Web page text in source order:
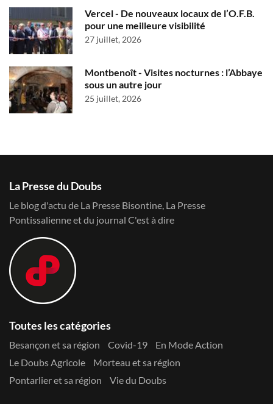
Vercel - De nouveaux locaux de l’O.F.B.
pour une meilleure visibilité
27 juillet, 2026
Montbenoît - Visites nocturnes : l’Abbaye
sous un autre jour
25 juillet, 2026
La Presse du Doubs
Le blog d'actu de La Presse Bisontine, La Presse
Pontissalienne et du journal C'est à dire
Toutes les catégories
Besançon et sa région Covid-19
En Mode Action
Le Doubs Agricole
Morteau et sa région
Pontarlier et sa région
Vie du Doubs